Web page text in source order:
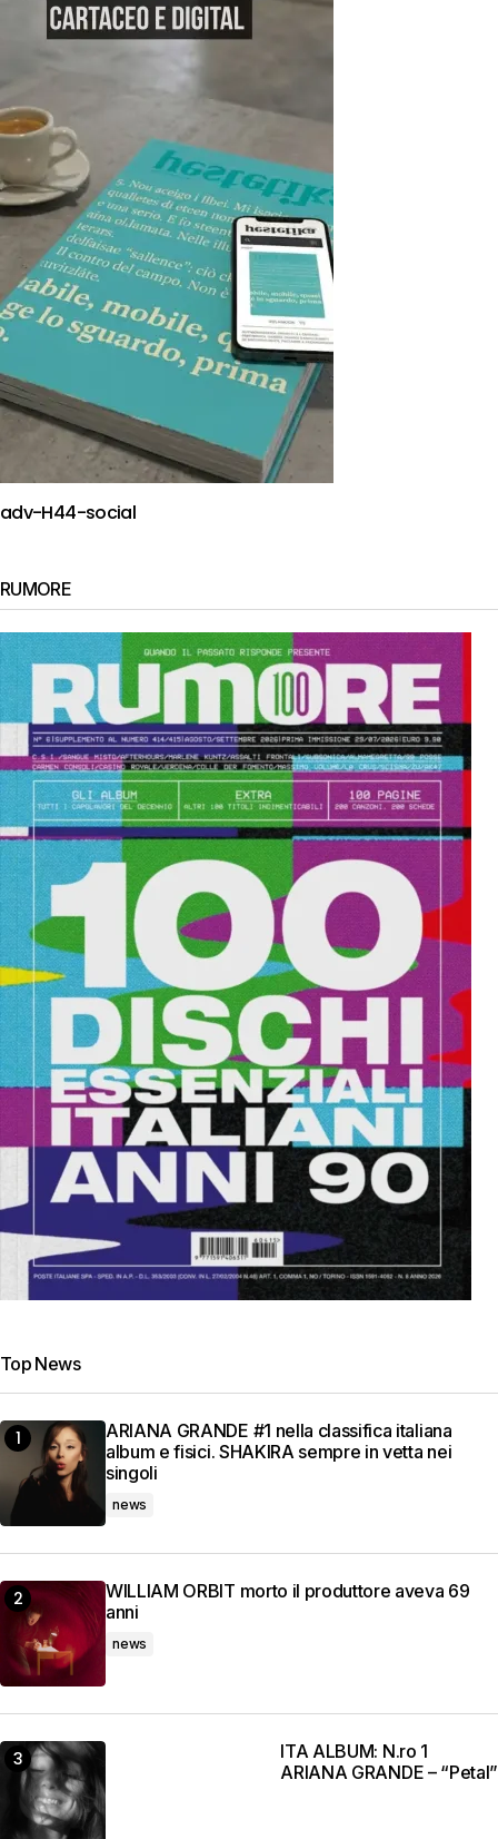
adv-H44-social
RUMORE
Top News
ARIANA GRANDE #1 nella classifica italiana
album e fisici. SHAKIRA sempre in vetta nei
singoli
news
WILLIAM ORBIT morto il produttore aveva 69
anni
news
ITA ALBUM: N.ro 1
ARIANA GRANDE – “Petal”